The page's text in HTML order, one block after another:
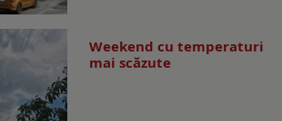
Weekend cu temperaturi
mai scăzute